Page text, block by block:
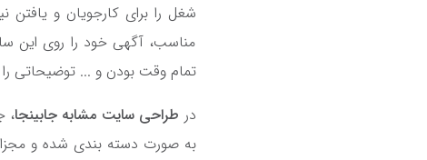
شغل را برای کارجویان و یافتن
مناسب، آگهی خود را روی این
تمام وقت بودن و ... توضیحاتی را
در طراحی سایت مشابه جابینجا،
به صورت دسته بندی شده و مجزا